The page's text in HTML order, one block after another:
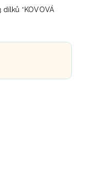
dílků *KOVOVÁ